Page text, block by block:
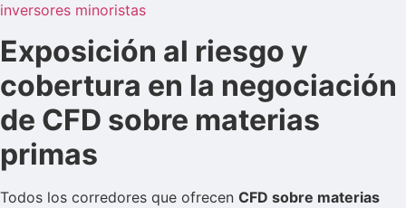
inversores minoristas
Exposición al riesgo y
cobertura en la negociación
de CFD sobre materias
primas
Todos los corredores que ofrecen CFD sobre materias